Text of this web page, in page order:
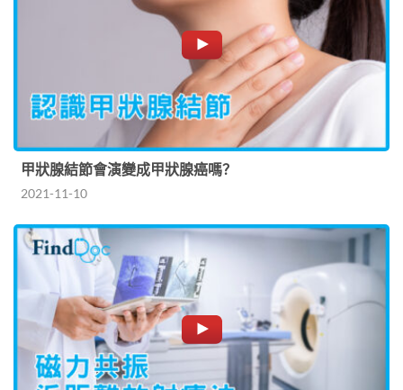
甲狀腺結節會演變成甲狀腺癌嗎？
2021-11-10